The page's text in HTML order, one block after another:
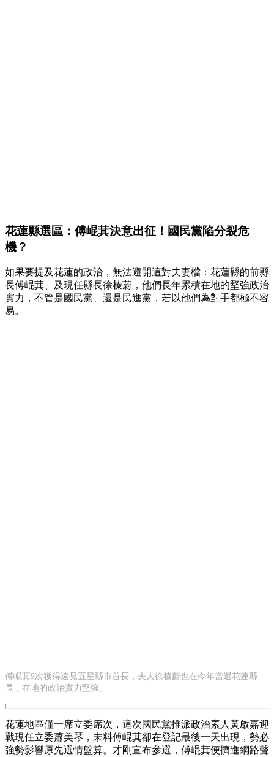
花蓮縣選區：傅崐萁決意出征！國民黨陷分裂危
機？
如果要提及花蓮的政治，無法避開這對夫妻檔：花蓮縣的前縣
長傅崐萁、及現任縣長徐榛蔚，他們長年累積在地的堅強政治
實力，不管是國民黨、還是民進黨，若以他們為對手都極不容
易。
傅崐萁9次獲得遠見五星縣市首長，夫人徐榛蔚也在今年當選花蓮縣
長，在地的政治實力堅強。
花蓮地區僅一席立委席次，這次國民黨推派政治素人黃啟嘉迎
戰現任立委蕭美琴，未料傅崐萁卻在登記最後一天出現，勢必
強勢影響原先選情盤算。才剛宣布參選，傅崐萁便擠進網路聲